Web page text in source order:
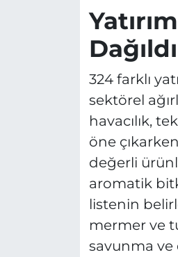
324 farklı
sektörel
havacılık,
öne
değerli
aromatik
listenin
mermer ve
savunma ve